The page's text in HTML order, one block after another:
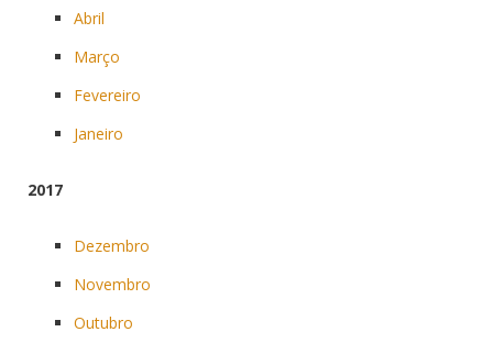
Abril
Março
Fevereiro
Janeiro
2017
Dezembro
Novembro
Outubro